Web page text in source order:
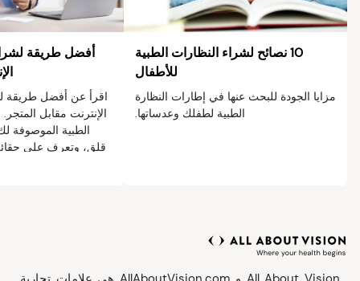
10 نصائح لشراء النظارات الطبية
للأطفال
مزايا الجودة للبحث عنها في إطارات النظارة
الطبية لطفلك وعدساتها.
أفضل طريقة
اقرأ عن أفضل طريقة
الإنترنت مقابل
الطبية الموصوفة
قلق، وتعرف على